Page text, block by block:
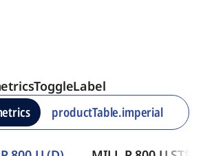
productTable.imperial